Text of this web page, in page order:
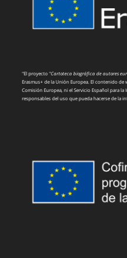
"El proyecto "Cartoteca biográfica de autores
Erasmus+ de la Unión Europea. El contenido
Comisión Europea, ni el Servicio Español para la
responsables del uso que pueda hacerse de la